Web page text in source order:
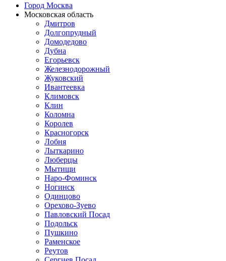
Город Москва
Московская область
Дмитров
Долгопрудный
Домодедово
Дубна
Егорьевск
Железнодорожный
Жуковский
Ивантеевка
Климовск
Клин
Коломна
Королев
Красногорск
Лобня
Лыткарино
Люберцы
Мытищи
Наро-Фоминск
Ногинск
Одинцово
Орехово-Зуево
Павловский Посад
Подольск
Пушкино
Раменское
Реутов